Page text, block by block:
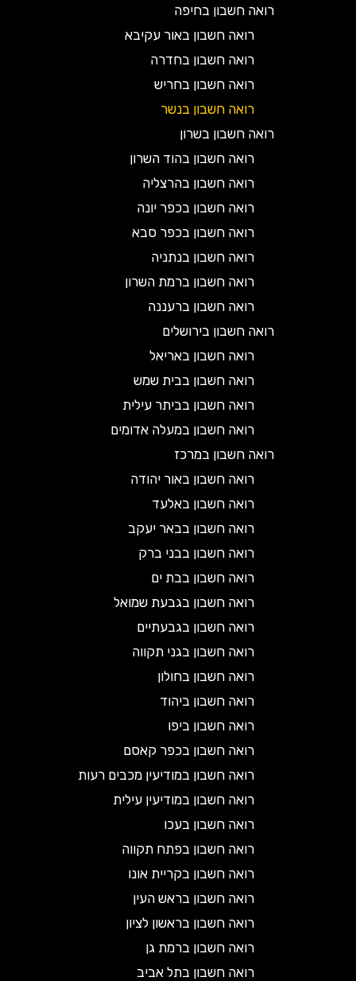
רואה חשבון בחיפה
רואה חשבון באור עקיבא
רואה חשבון בחדרה
רואה חשבון בחריש
רואה חשבון בנשר
רואה חשבון בשרון
רואה חשבון בהוד השרון
רואה חשבון בהרצליה
רואה חשבון בכפר יונה
רואה חשבון בכפר סבא
רואה חשבון בנתניה
רואה חשבון ברמת השרון
רואה חשבון ברעננה
רואה חשבון בירושלים
רואה חשבון באריאל
רואה חשבון בבית שמש
רואה חשבון בביתר עילית
רואה חשבון במעלה אדומים
רואה חשבון במרכז
רואה חשבון באור יהודה
רואה חשבון באלעד
רואה חשבון בבאר יעקב
רואה חשבון בבני ברק
רואה חשבון בבת ים
רואה חשבון בגבעת שמואל
רואה חשבון בגבעתיים
רואה חשבון בגני תקווה
רואה חשבון בחולון
רואה חשבון ביהוד
רואה חשבון ביפו
רואה חשבון בכפר קאסם
רואה חשבון במודיעין מכבים רעות
רואה חשבון במודיעין עילית
רואה חשבון בעכו
רואה חשבון בפתח תקווה
רואה חשבון בקריית אונו
רואה חשבון בראש העין
רואה חשבון בראשון לציון
רואה חשבון ברמת גן
רואה חשבון בתל אביב